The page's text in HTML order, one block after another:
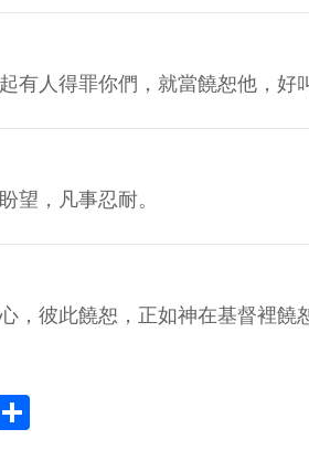
有人得罪你們，就當饒恕他，好
望，凡事忍耐。
，彼此饒恕，正如神在基督裡饒